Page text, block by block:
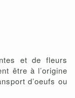
et de fleurs
être à l’origine
d’oeufs ou